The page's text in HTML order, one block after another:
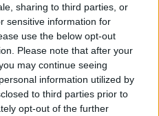
sharing to third parties, or
sensitive information for
use the below opt-out
Please note that after your
may continue seeing
information utilized by
to third parties prior to
opt-out of the further